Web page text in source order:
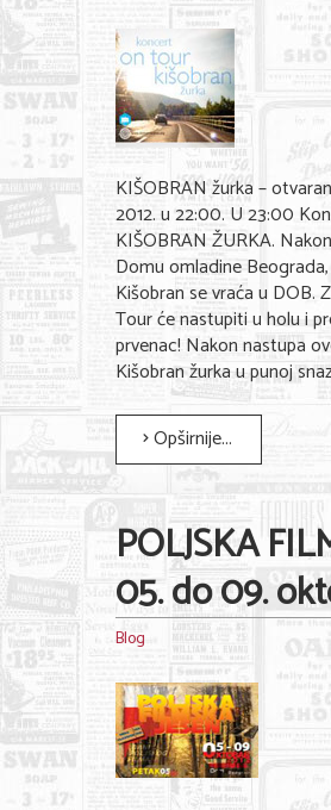
KIŠOBRAN žurka –
2012. u 22:00. U 23:00
KIŠOBRAN ŽURKA.
Domu omladine
Kišobran se vraća u DOB.
Tour će nastupiti u holu i
prvenac! Nakon nastupa
Kišobran žurka u punoj
Opširnije...
POLJSKA
05. do 09.
Blog